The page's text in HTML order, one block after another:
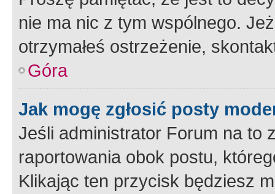
nie ma nic z tym wspólnego.
otrzymałeś ostrzeżenie,
Góra
Jak mogę zgłosić posty
Jeśli administrator Forum na to
raportowania obok postu,
Klikając ten przycisk będziesz